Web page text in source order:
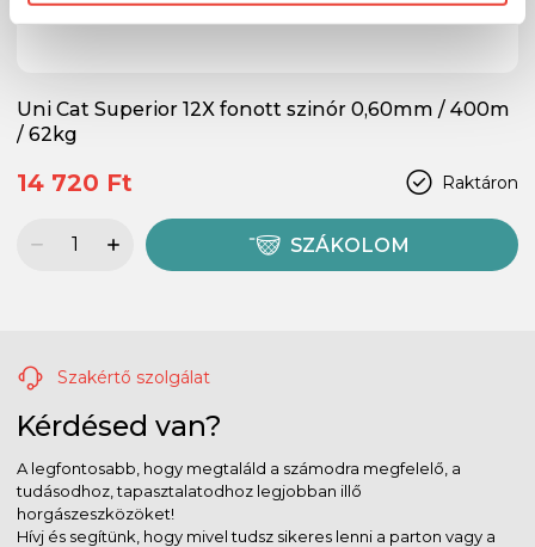
Uni Cat Superior 12X fonott szinór 0,60mm / 400m
/ 62kg
Raktáron
14 720 Ft
SZÁKOLOM
Szakértő szolgálat
Kérdésed van?
A legfontosabb, hogy megtaláld a számodra megfelelő, a
tudásodhoz, tapasztalatodhoz legjobban illő
horgászeszközöket!
Hívj és segítünk, hogy mivel tudsz sikeres lenni a parton vagy a